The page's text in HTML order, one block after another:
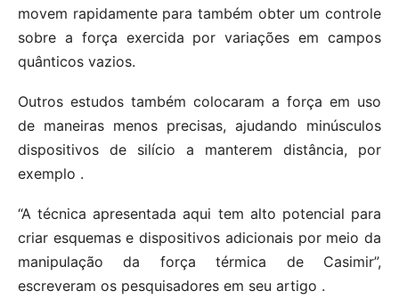
movem rapidamente para também obter um controle
sobre a força exercida por variações em campos
quânticos vazios.
Outros estudos também colocaram a força em uso
de maneiras menos precisas, ajudando minúsculos
dispositivos de silício a manterem distância, por
exemplo .
“A técnica apresentada aqui tem alto potencial para
criar esquemas e dispositivos adicionais por meio da
manipulação da força térmica de Casimir”,
escreveram os pesquisadores em seu artigo .